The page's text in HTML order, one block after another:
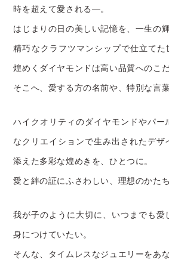
時を超えて愛される―。
はじまりの日の美しい記憶を、一生の
精巧なクラフツマンシップで仕立てた
煌めくダイヤモンドは高い品質へのこだ
そこへ、愛する方の名前や、特別な言
ハイクオリティのダイヤモンドやパー
なクリエイションで生み出されたデザ
添えた多彩な煌めきを、ひとつに。
愛と絆の証にふさわしい、理想のかた
我が子のように大切に、いつまでも愛
身につけていたい。
そんな、タイムレスなジュエリーをあな